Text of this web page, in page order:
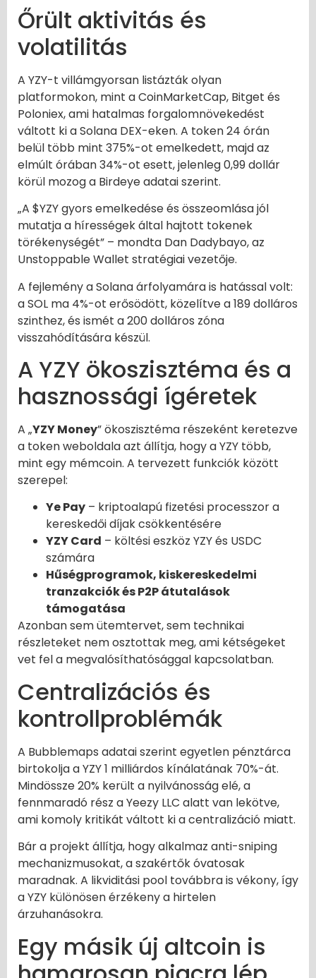
Őrült aktivitás és
volatilitás
A YZY-t villámgyorsan listázták olyan
platformokon, mint a CoinMarketCap, Bitget és
Poloniex, ami hatalmas forgalomnövekedést
váltott ki a Solana DEX-eken. A token 24 órán
belül több mint 375%-ot emelkedett, majd az
elmúlt órában 34%-ot esett, jelenleg 0,99 dollár
körül mozog a Birdeye adatai szerint.
„A $YZY gyors emelkedése és összeomlása jól
mutatja a hírességek által hajtott tokenek
törékenységét” – mondta Dan Dadybayo, az
Unstoppable Wallet stratégiai vezetője.
A fejlemény a Solana árfolyamára is hatással volt:
a SOL ma 4%-ot erősödött, közelítve a 189 dolláros
szinthez, és ismét a 200 dolláros zóna
visszahódítására készül.
A YZY ökoszisztéma és a
hasznossági ígéretek
A „YZY Money” ökoszisztéma részeként keretezve
a token weboldala azt állítja, hogy a YZY több,
mint egy mémcoin. A tervezett funkciók között
szerepel:
Ye Pay – kriptoalapú fizetési processzor a
kereskedői díjak csökkentésére
YZY Card – költési eszköz YZY és USDC
számára
Hűségprogramok, kiskereskedelmi
tranzakciók és P2P átutalások
támogatása
Azonban sem ütemtervet, sem technikai
részleteket nem osztottak meg, ami kétségeket
vet fel a megvalósíthatósággal kapcsolatban.
Centralizációs és
kontrollproblémák
A Bubblemaps adatai szerint egyetlen pénztárca
birtokolja a YZY 1 milliárdos kínálatának 70%-át.
Mindössze 20% került a nyilvánosság elé, a
fennmaradó rész a Yeezy LLC alatt van lekötve,
ami komoly kritikát váltott ki a centralizáció miatt.
Bár a projekt állítja, hogy alkalmaz anti-sniping
mechanizmusokat, a szakértők óvatosak
maradnak. A likviditási pool továbbra is vékony, így
a YZY különösen érzékeny a hirtelen
árzuhanásokra.
Egy másik új altcoin is